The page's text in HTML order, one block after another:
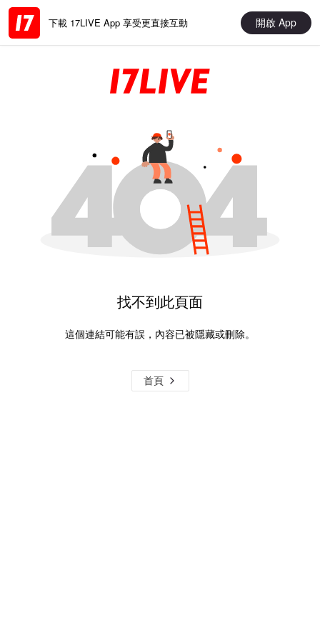
下載 17LIVE App 享受更直接互動 開啟 App
找不到此頁面
這個連結可能有誤，內容已被隱藏或刪除。
首頁